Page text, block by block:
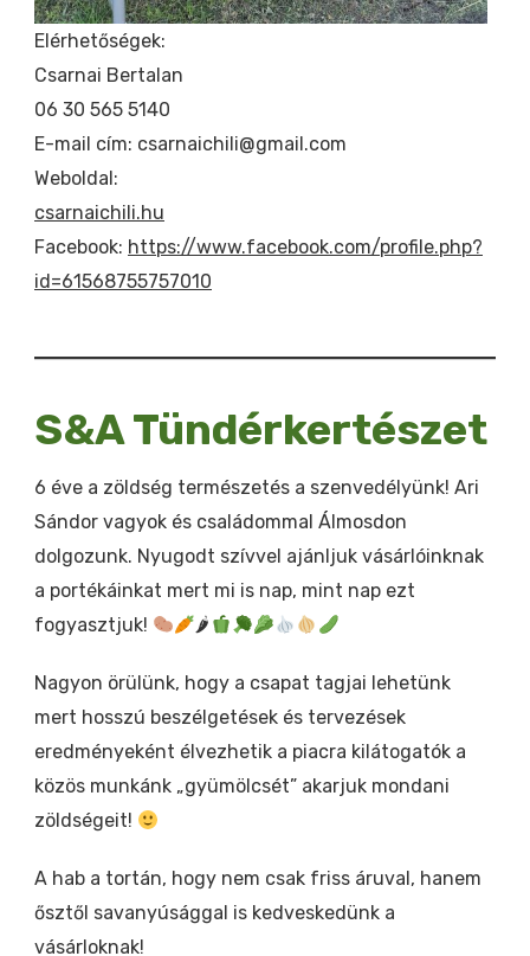
Elérhetőségek:
Csarnai Bertalan
06 30 565 5140
E-mail cím: csarnaichili@gmail.com
Weboldal:
csarnaichili.hu
Facebook: https://www.facebook.com/profile.php?
id=61568755757010
S&A Tündérkertészet
6 éve a zöldség természetés a szenvedélyünk! Ari
Sándor vagyok és családommal Álmosdon
dolgozunk. Nyugodt szívvel ajánljuk vásárlóinknak
a portékáinkat mert mi is nap, mint nap ezt
fogyasztjuk!
🌶
Nagyon örülünk, hogy a csapat tagjai lehetünk
mert hosszú beszélgetések és tervezések
eredményeként élvezhetik a piacra kilátogatók a
közös munkánk „gyümölcsét” akarjuk mondani
zöldségeit!
A hab a tortán, hogy nem csak friss áruval, hanem
ősztől savanyúsággal is kedveskedünk a
vásárloknak!